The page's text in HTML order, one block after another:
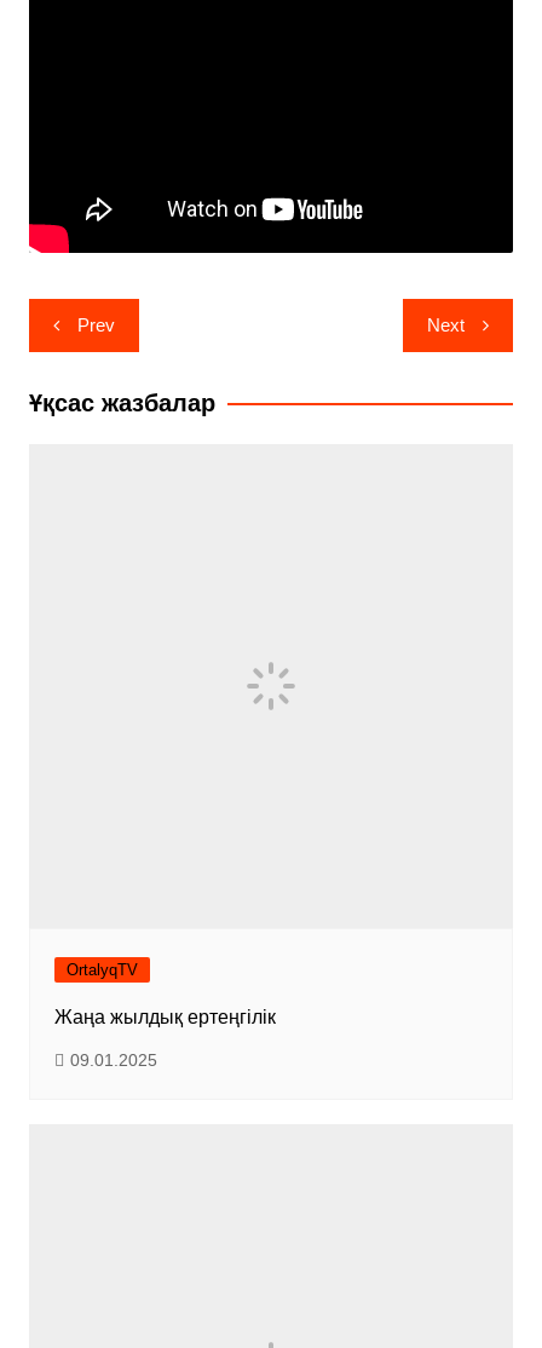
Навигация
по
записям
Prev Next
Ұқсас жазбалар
OrtalyqTV
Жаңа жылдық ертеңгілік
09.01.2025